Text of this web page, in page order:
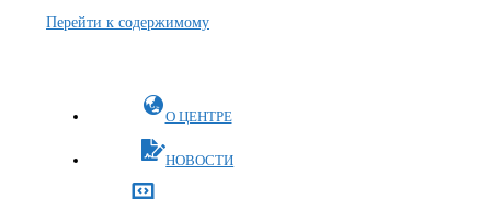
Перейти к содержимому
О ЦЕНТРЕ
НОВОСТИ